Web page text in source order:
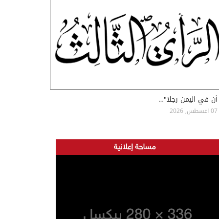
في اليمن رجلا"…
07 اغسطس, 2026